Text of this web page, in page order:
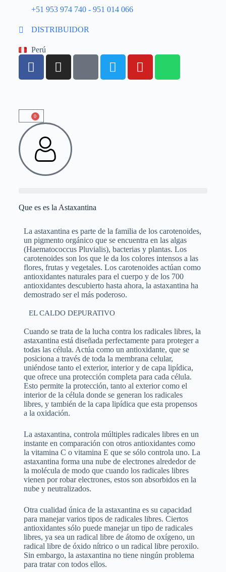
+51 953 974 740 - 951 014 066
DISTRIBUIDOR
Perú
0
Que es es la Astaxantina
La astaxantina es parte de la familia de los carotenoides,
un pigmento orgánico que se encuentra en las algas
(Haematococcus Pluvialis), bacterias y plantas. Los
carotenoides son los que le da los colores intensos a las
flores, frutas y vegetales. Los carotenoides actúan como
antioxidantes naturales para el cuerpo y de los 700
antioxidantes descubierto hasta ahora, la astaxantina ha
demostrado ser el más poderoso.
EL CALDO DEPURATIVO
Cuando se trata de la lucha contra los radicales libres, la
astaxantina está diseñada perfectamente para proteger a
todas las célula. Actúa como un antioxidante, que se
posiciona a través de toda la membrana celular,
uniéndose tanto el exterior, interior y de capa lipídica,
que ofrece una protección completa para cada célula.
Esto permite la protección, tanto al exterior como el
interior de la célula donde se generan los radicales
libres, y también de la capa lipídica que esta propensos
a la oxidación.
La astaxantina, controla múltiples radicales libres en un
instante en comparación con otros antioxidantes como
la vitamina C o vitamina E que se sólo controla uno. La
astaxantina forma una nube de electrones alrededor de
la molécula de modo que cuando los radicales libres
vienen por robar electrones, estos son absorbidos en la
nube y neutralizados.
Otra cualidad única de la astaxantina es su capacidad
para manejar varios tipos de radicales libres. Ciertos
antioxidantes sólo puede manejar un tipo de radicales
libres, ya sea un radical libre de átomo de oxígeno, un
radical libre de óxido nítrico o un radical libre peroxilo.
Sin embargo, la astaxantina no tiene ningún problema
para tratar con todos ellos.